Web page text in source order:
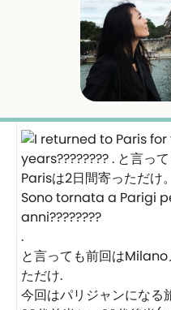
Sono tornata a Parigi
anni????????
.
と言っても前回は
ただけ.
今回はパリジャンになる